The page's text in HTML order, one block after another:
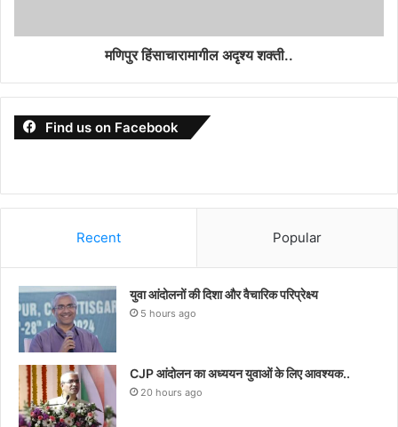
मणिपुर हिंसाचारामागील अदृश्य शक्ती..
Find us on Facebook
Recent Popular
युवा आंदोलनों की दिशा और वैचारिक परिप्रेक्ष्य
5 hours ago
CJP आंदोलन का अध्ययन युवाओं के लिए आवश्यक..
20 hours ago